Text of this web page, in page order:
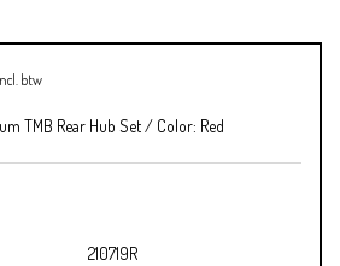
btw
TMB Rear Hub Set / Color: Red
210719R